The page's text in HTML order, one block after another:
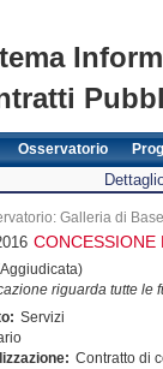
Osservatorio
Galleria di
CONCESSIONE
riguarda tutte le
Servizi
Contratto di